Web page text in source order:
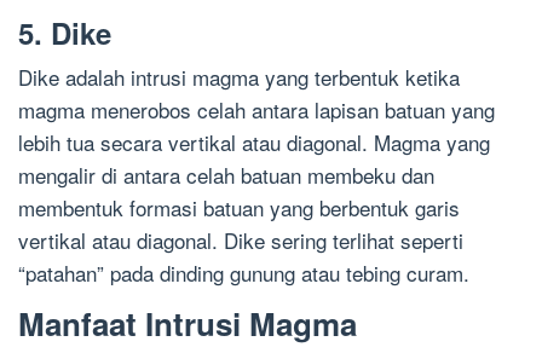
5. Dike
Dike adalah intrusi magma yang terbentuk ketika
magma menerobos celah antara lapisan batuan yang
lebih tua secara vertikal atau diagonal. Magma yang
mengalir di antara celah batuan membeku dan
membentuk formasi batuan yang berbentuk garis
vertikal atau diagonal. Dike sering terlihat seperti
“patahan” pada dinding gunung atau tebing curam.
Manfaat Intrusi Magma